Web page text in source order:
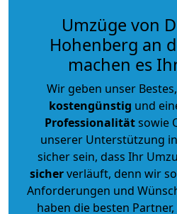
Umzüge von
Hohenberg an
machen es
Wir geben unser
kostengünstig und
Professionalitätsowie
unserer Unterstützung
sicher sein, dass Ihr
sicherverläuft, denn wir
Anforderungen und
haben die besten